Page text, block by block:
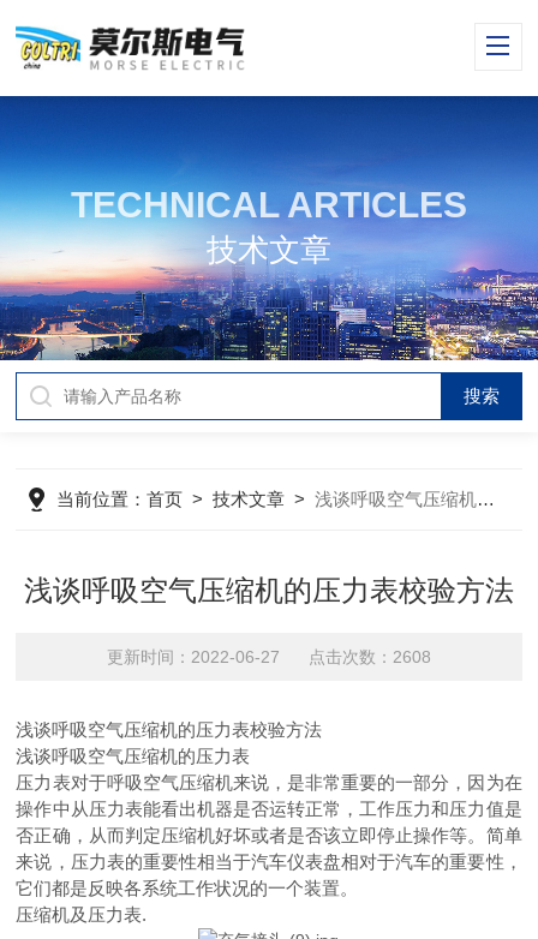
TECHNICAL ARTICLES
技术文章
当前位置：首页 >技术文章 >浅谈呼吸空气压缩机的压力表校验方法
浅谈呼吸空气压缩机的压力表校验方法
更新时间：2022-06-27 点击次数：2608
浅谈呼吸空气压缩机的压力表校验方法
浅谈呼吸空气压缩机的压力表
压力表对于呼吸空气压缩机来说，是非常重要的一部分，因为在
操作中从压力表能看出机器是否运转正常，工作压力和压力值是
否正确，从而判定压缩机好坏或者是否该立即停止操作等。简单
来说，压力表的重要性相当于汽车仪表盘相对于汽车的重要性，
它们都是反映各系统工作状况的一个装置。
压缩机及压力表.